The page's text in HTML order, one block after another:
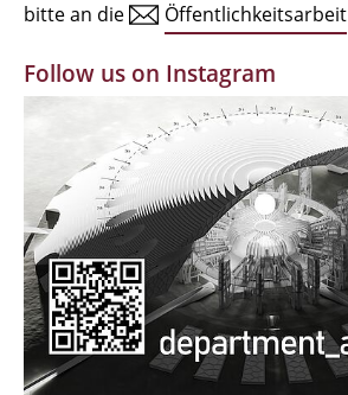
Zeichensäle
MBW | Modellbauwerkstatt
Alumni | cloud club
Dokumente und Downloads
bitte an die
Öffentlichkeitsarbeit
Follow us on Instagram